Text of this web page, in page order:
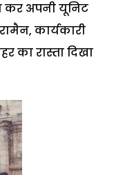
कर अपनी यूनिट
कार्यकारी
का रास्ता दिखा